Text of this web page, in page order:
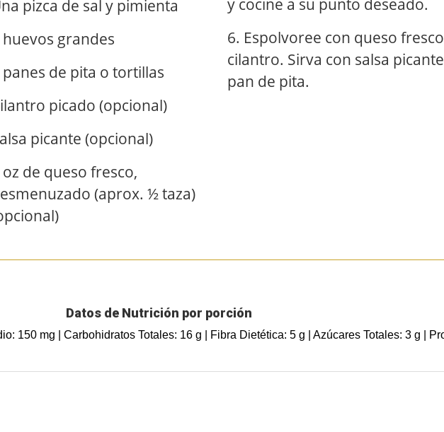
pizca de sal y pimienta
huevos grandes
panes de pita o tortillas
picado (opcional)
picante (opcional)
oz de queso fresco,
(aprox. ½ taza)
y cocine a su punto deseado.
6. Espolvoree con queso
cilantro. Sirva con salsa
pan de pita.
Datos de Nutrición por porción
150 mg | Carbohidratos Totales: 16 g | Fibra Dietética: 5 g | Azúcares Totales: 3 g |